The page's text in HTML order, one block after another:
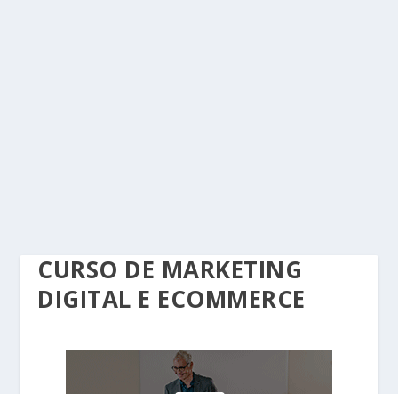
CURSO DE MARKETING
DIGITAL E ECOMMERCE